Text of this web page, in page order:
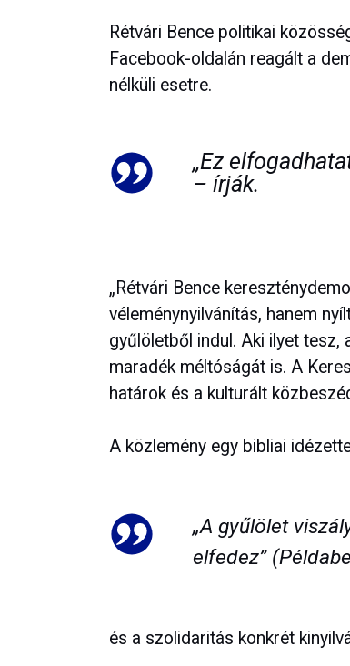
Rétvári Bence politikai
Facebook-oldalán reagált a
nélküli esetre.
„Ez
– írják.
„Rétvári Bence
véleménynyilvánítás, hanem
gyűlöletből indul. Aki ilyet
maradék méltóságát is. A
határok és a kulturált
A közlemény egy bibliai
„A gyűlölet
elfedez”
és a szolidaritás konkrét